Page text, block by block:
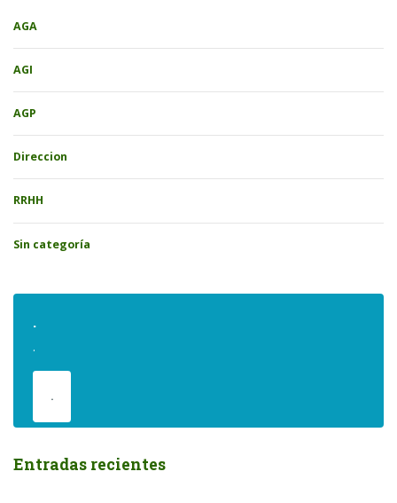
AGA
AGI
AGP
Direccion
RRHH
Sin categoría
.
.
.
Entradas recientes